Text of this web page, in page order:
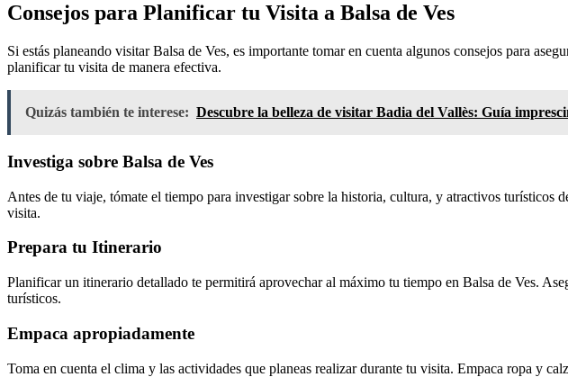
Consejos para Planificar tu Visita a Balsa de Ves
Si estás planeando visitar Balsa de Ves, es importante tomar en cuenta algunos consejos para
planificar tu visita de manera efectiva.
Quizás también te interese: Descubre la belleza de visitar Badia del Vallès: Guía
Investiga sobre Balsa de Ves
Antes de tu viaje, tómate el tiempo para investigar sobre la historia, cultura, y atractivos
visita.
Prepara tu Itinerario
Planificar un itinerario detallado te permitirá aprovechar al máximo tu tiempo en Balsa de Ves.
turísticos.
Empaca apropiadamente
Toma en cuenta el clima y las actividades que planeas realizar durante tu visita. Empaca ropa y